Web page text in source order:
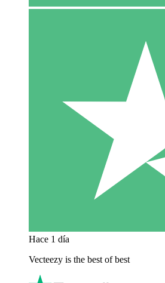
Hace 1 día
Vecteezy is the best of best